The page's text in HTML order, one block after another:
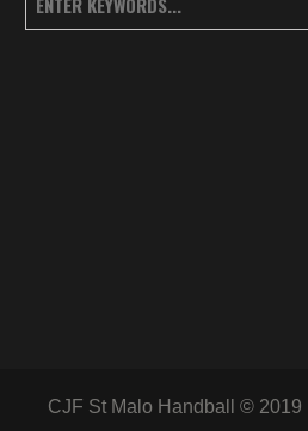
CJF St Malo Handball © 2019